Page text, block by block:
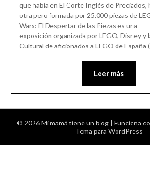
que había en El Corte Inglés de Preciados,
otra pero formada por 25.000 piezas de
Wars: El Despertar de las Piezas es una
exposición organizada por LEGO, Disney y
Cultural de aficionados a LEGO de España
Leer más
© 2026 Mi mamá tiene un blog | Funciona
Tema para WordPress